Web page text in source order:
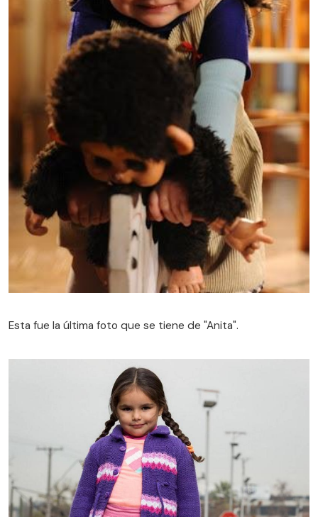
Esta fue la última foto que se tiene de "Anita".